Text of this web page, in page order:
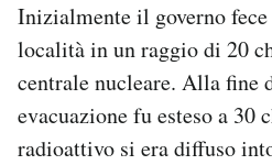
Inizialmente il governo
località in un raggio di 20
centrale nucleare. Alla fine
evacuazione fu esteso a
radioattivo si era diffuso